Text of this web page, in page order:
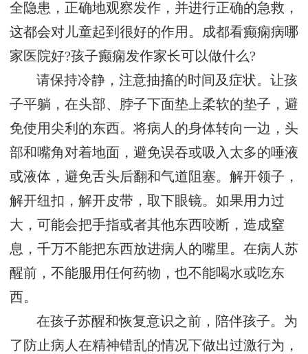
全隐患，正确地观察发作，并进行正确的急救，
这都会对儿童起到很好的作用。成都看癫痫病哪
家医院好?孩子癫痫发作家长可以做什么?
请保持冷静，注意抽搐的时间及症状。让孩
子平躺，在头部、脖子下面垫上柔软的垫子，避
免使用尖利的东西。将病人的身体转向一边，头
部和嘴角对着地面，避免误吞或吸入太多的唾液
或液体，避免舌头后翻和气道阻塞。解开领子，
解开纽扣，解开皮带，取下眼镜。如果用力过
大，可能会把手指或者其他东西咬断，造成窒
息，千万不能把东西放进病人的嘴里。在病人苏
醒前，不能服用任何药物，也不能喝水或吃东
西。
在孩子苏醒和恢复意识之前，陪伴孩子。为
了防止病人在精神错乱的情况下做出过激行为，